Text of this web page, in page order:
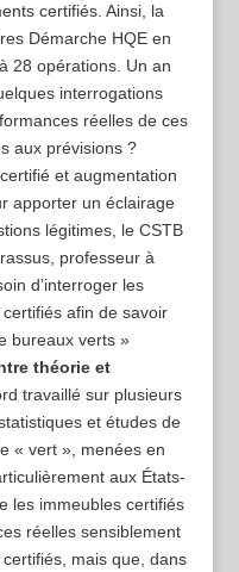
certifiés. Ainsi, la
Démarche HQE en
28 opérations. Un an
interrogations
réelles de ces
aux prévisions ?
et augmentation
apporter un éclairage
légitimes, le CSTB
professeur à
d’interroger les
afin de savoir
bureaux verts »
théorie et
travaillé sur plusieurs
et études de
« vert », menées en
aux États-
les immeubles certifiés
réelles sensiblement
mais que, dans